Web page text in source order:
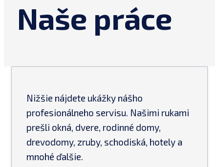
Naše práce
Nižšie nájdete ukážky nášho
profesionálneho servisu. Našimi rukami
prešli okná, dvere, rodinné domy,
drevodomy, zruby, schodiská, hotely a
mnohé ďalšie.